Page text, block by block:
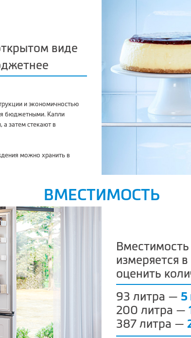
виде
и экономичностью
бюджетными. Капли
а затем стекают в
можно хранить в
ВМЕСТИМОСТЬ
измеряется
оценить
93 литра — 5
200 литра —
387 литра —